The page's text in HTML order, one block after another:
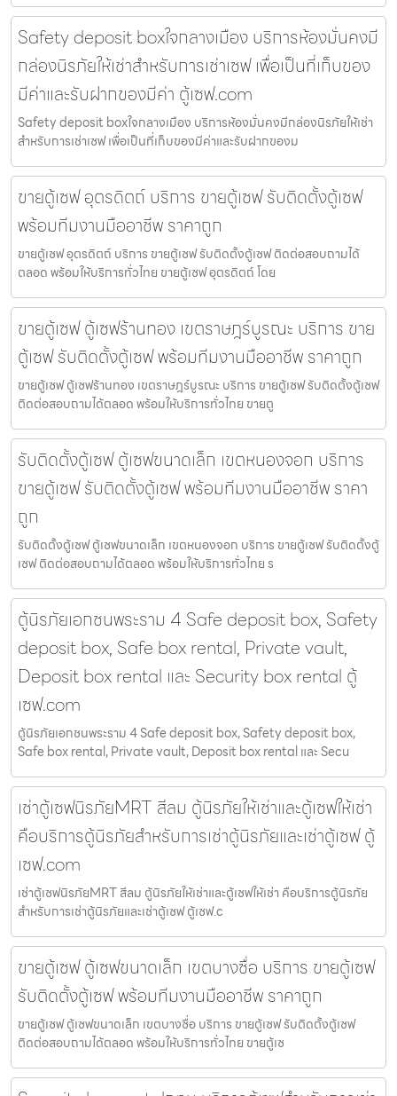
Safety deposit boxใจกลางเมือง บริการห้องมั่นคงมี
กล่องนิรภัยให้เช่าสำหรับการเช่าเซฟ เพื่อเป็นที่เก็บของ
มีค่าและรับฝากของมีค่า ตู้เซฟ.com
Safety deposit boxใจกลางเมือง บริการห้องมั่นคงมีกล่องนิรภัยให้เช่า
สำหรับการเช่าเซฟ เพื่อเป็นที่เก็บของมีค่าและรับฝากของม
ขายตู้เซฟ อุตรดิตถ์ บริการ ขายตู้เซฟ รับติดตั้งตู้เซฟ
พร้อมทีมงานมืออาชีพ ราคาถูก
ขายตู้เซฟ อุตรดิตถ์ บริการ ขายตู้เซฟ รับติดตั้งตู้เซฟ ติดต่อสอบถามได้
ตลอด พร้อมให้บริการทั่วไทย ขายตู้เซฟ อุตรดิตถ์ โดย
ขายตู้เซฟ ตู้เซฟร้านทอง เขตราษฎร์บูรณะ บริการ ขาย
ตู้เซฟ รับติดตั้งตู้เซฟ พร้อมทีมงานมืออาชีพ ราคาถูก
ขายตู้เซฟ ตู้เซฟร้านทอง เขตราษฎร์บูรณะ บริการ ขายตู้เซฟ รับติดตั้งตู้เซฟ
ติดต่อสอบถามได้ตลอด พร้อมให้บริการทั่วไทย ขายตู
รับติดตั้งตู้เซฟ ตู้เซฟขนาดเล็ก เขตหนองจอก บริการ
ขายตู้เซฟ รับติดตั้งตู้เซฟ พร้อมทีมงานมืออาชีพ ราคา
ถูก
รับติดตั้งตู้เซฟ ตู้เซฟขนาดเล็ก เขตหนองจอก บริการ ขายตู้เซฟ รับติดตั้งตู้
เซฟ ติดต่อสอบถามได้ตลอด พร้อมให้บริการทั่วไทย ร
ตู้นิรภัยเอกชนพระราม 4 Safe deposit box, Safety
deposit box, Safe box rental, Private vault,
Deposit box rental และ Security box rental ตู้
เซฟ.com
ตู้นิรภัยเอกชนพระราม 4 Safe deposit box, Safety deposit box,
Safe box rental, Private vault, Deposit box rental และ Secu
เช่าตู้เซฟนิรภัยMRT สีลม ตู้นิรภัยให้เช่าและตู้เซฟให้เช่า
คือบริการตู้นิรภัยสำหรับการเช่าตู้นิรภัยและเช่าตู้เซฟ ตู้
เซฟ.com
เช่าตู้เซฟนิรภัยMRT สีลม ตู้นิรภัยให้เช่าและตู้เซฟให้เช่า คือบริการตู้นิรภัย
สำหรับการเช่าตู้นิรภัยและเช่าตู้เซฟ ตู้เซฟ.c
ขายตู้เซฟ ตู้เซฟขนาดเล็ก เขตบางซื่อ บริการ ขายตู้เซฟ
รับติดตั้งตู้เซฟ พร้อมทีมงานมืออาชีพ ราคาถูก
ขายตู้เซฟ ตู้เซฟขนาดเล็ก เขตบางซื่อ บริการ ขายตู้เซฟ รับติดตั้งตู้เซฟ
ติดต่อสอบถามได้ตลอด พร้อมให้บริการทั่วไทย ขายตู้เซ